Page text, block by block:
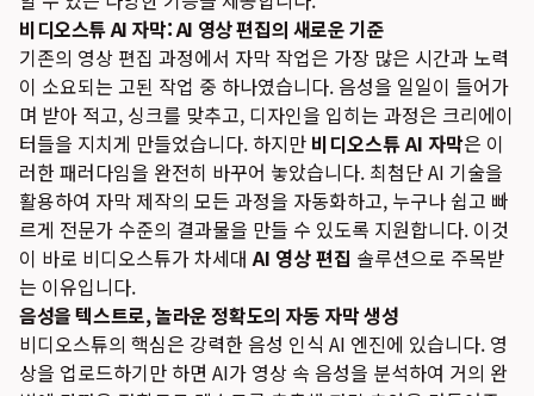
비디오스튜 AI 자막: AI 영상 편집의 새로운 기준
기존의 영상 편집 과정에서 자막 작업은 가장 많은 시간과 노력
이 소요되는 고된 작업 중 하나였습니다. 음성을 일일이 들어가
며 받아 적고, 싱크를 맞추고, 디자인을 입히는 과정은 크리에이
터들을 지치게 만들었습니다. 하지만 비디오스튜 AI 자막은 이
러한 패러다임을 완전히 바꾸어 놓았습니다. 최첨단 AI 기술을
활용하여 자막 제작의 모든 과정을 자동화하고, 누구나 쉽고 빠
르게 전문가 수준의 결과물을 만들 수 있도록 지원합니다. 이것
이 바로 비디오스튜가 차세대AI 영상 편집 솔루션으로 주목받
는 이유입니다.
음성을 텍스트로, 놀라운 정확도의 자동 자막 생성
비디오스튜의 핵심은 강력한 음성 인식 AI 엔진에 있습니다. 영
상을 업로드하기만 하면 AI가 영상 속 음성을 분석하여 거의 완